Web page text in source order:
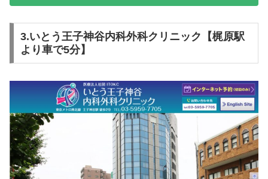
3.いとう王子神谷内科外科クリニック【梶原駅
より車で5分】